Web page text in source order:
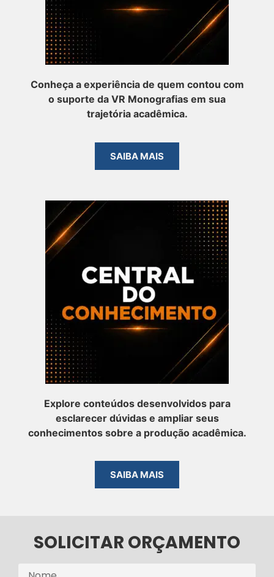
Conheça a experiência de quem contou com
o suporte da VR Monografias em sua
trajetória acadêmica.
SAIBA MAIS
Explore conteúdos desenvolvidos para
esclarecer dúvidas e ampliar seus
conhecimentos sobre a produção acadêmica.
SAIBA MAIS
SOLICITAR ORÇAMENTO